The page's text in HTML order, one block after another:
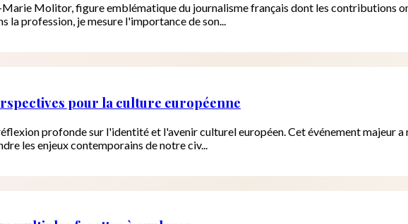
Molitor, figure emblématique du journalisme français dont les contributions
la profession, je mesure l'importance de son...
pour la culture européenne
profonde sur l'identité et l'avenir culturel européen. Cet événement majeur
les enjeux contemporains de notre civ...